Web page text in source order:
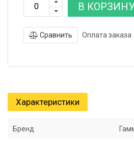
В
Сравнить Оплата заказа
Характеристики
Бренд